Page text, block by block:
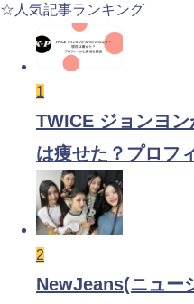
☆人気記事ランキング
1
TWICE ジョンヨ
は痩せた？プロフ
2
NewJeans(ニュー